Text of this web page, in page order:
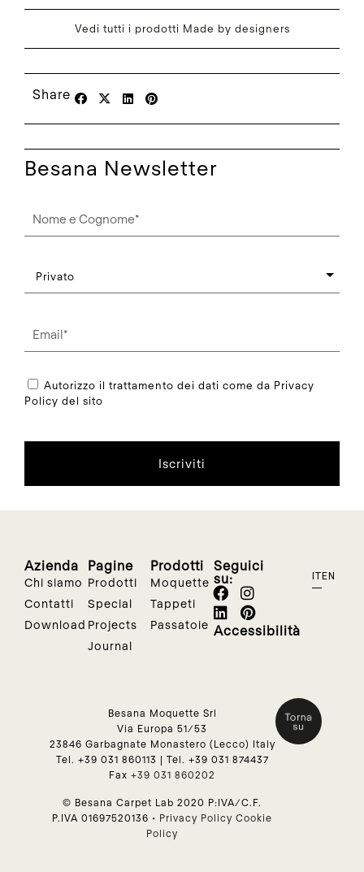
Vedi tutti i prodotti Made by designers
Share
Besana Newsletter
Autorizzo il trattamento dei dati come da Privacy
Policy del sito
Iscriviti
Azienda
Chi siamo
Contatti
Download
Pagine
Prodotti
Special
Projects
Journal
Prodotti
Moquette
Tappeti
Passatoie
Seguici
su:
Accessibilità
ITEN
Besana Moquette Srl
Via Europa 51/53
23846 Garbagnate Monastero (Lecco) Italy
Tel. +39 031 860113 | Tel. +39 031 874437
Fax+39 031 860202
© Besana Carpet Lab 2020 P:IVA/C.F.
P.IVA 01697520136 • Privacy Policy Cookie
Policy